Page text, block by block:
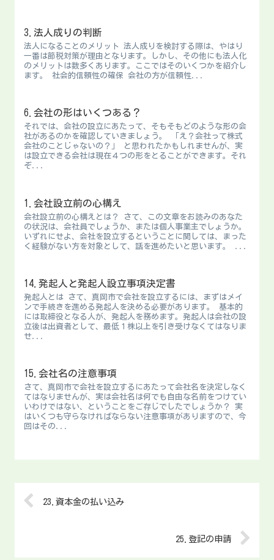
3.法人成りの判断
法人になることのメリット 法人成りを検討する際は、やはり
一番は節税対策が理由となります。しかし、その他にも法人化
のメリットは数多くあります。ここではそのいくつかを紹介し
ます。 社会的信頼性の確保 会社の方が信頼性...
6.会社の形はいくつある？
それでは、会社の設立にあたって、そもそもどのような形の会
社があるのかを確認していきましょう。 「え？会社って株式
会社のことじゃないの？」 と思われたかもしれませんが、実
は設立できる会社は現在４つの形をとることができます。それ
ぞ...
1.会社設立前の心構え
会社設立前の心構えとは？ さて、この文章をお読みのあなた
の状況は、会社員でしょうか、または個人事業主でしょうか。
いずれにせよ、会社を設立するということに関しては、まった
く経験がない方を対象として、話を進めたいと思います。 ...
14.発起人と発起人設立事項決定書
発起人とは さて、真岡市で会社を設立するには、まずはメイ
ンで手続きを進める発起人を決める必要があります。 基本的
には取締役となる人が、発起人を務めます。発起人は会社の設
立後は出資者として、最低１株以上を引き受けなくてはなりま
せ...
15.会社名の注意事項
さて、真岡市で会社を設立するにあたって会社名を決定しなく
てはなりませんが、実は会社名は何でも自由な名前をつけてい
いわけではない、ということをご存じでしたでしょうか？ 実
はいくつも守らなければならない注意事項がありますので、今
回はその...
23.資本金の払い込み
25.登記の申請